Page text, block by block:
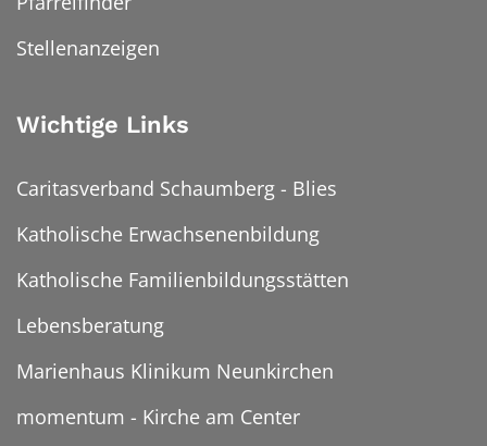
Stellenanzeigen
Wichtige Links
Caritasverband Schaumberg - Blies
Katholische Erwachsenenbildung
Katholische Familienbildungsstätten
Lebensberatung
Marienhaus Klinikum Neunkirchen
momentum - Kirche am Center